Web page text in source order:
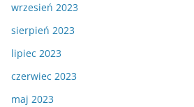
wrzesień 2023
sierpień 2023
lipiec 2023
czerwiec 2023
maj 2023